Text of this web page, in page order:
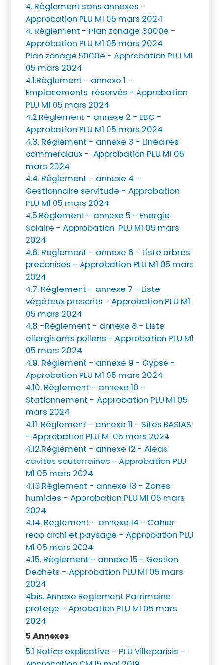
4. Règlement sans annexes -
Approbation PLU M1 05 mars 2024
4. Règlement - Plan zonage 3000e -
Approbation PLU M1 05 mars 2024
Plan zonage 5000e - Approbation PLU M1
05 mars 2024
4.1.Règlement - annexe 1 -
Emplacements réservés - Approbation
PLU M1 05 mars 2024
4.2.Règlement - annexe 2 - EBC -
Approbation PLU M1 05 mars 2024
4.3. Règlement - annexe 3 - Linéaires
commerciaux - Approbation PLU M1 05
mars 2024
4.4. Règlement - annexe 4 -
Gestionnaire servitude - Approbation
PLU M1 05 mars 2024
4.5.Règlement - annexe 5 - Energie
Solaire - Approbation PLU M1 05 mars
2024
4.6. Reglement - annexe 6 - Liste arbres
preconises - Approbation PLU M1 05 mars
2024
4.7. Règlement - annexe 7 - Liste
végétaux proscrits - Approbation PLU M1
05 mars 2024
4.8 -Règlement - annexe 8 - Liste
allergisants pollens - Approbation PLU M1
05 mars 2024
4.9. Règlement - annexe 9 - Gypse -
Approbation PLU M1 05 mars 2024
4.10. Règlement - annexe 10 -
Stationnement - Approbation PLU M1 05
mars 2024
4.11. Règlement - annexe 11 - Sites BASIAS
- Approbation PLU M1 05 mars 2024
4.12.Règlement - annexe 12 - Aleas
cavites souterraines - Approbation PLU
M1 05 mars 2024
4.13.Règlement - annexe 13 - Zones
humides - Approbation PLU M1 05 mars
2024
4.14. Règlement - annexe 14 - Cahier
reco archi et paysage - Approbation PLU
M1 05 mars 2024
4.15. Règlement - annexe 15 - Gestion
Dechets - Approbation PLU M1 05 mars
2024
4bis. Annexe Reglement Patrimoine
protege - Aprobation PLU M1 05 mars
2024
5 Annexes
5.1 Notice explicative – PLU Villeparisis –